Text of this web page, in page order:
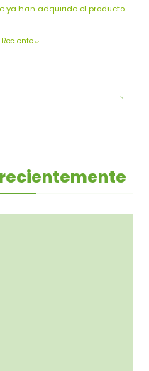
ya han adquirido el producto